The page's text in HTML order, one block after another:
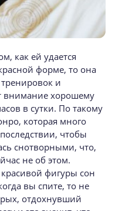
как ей удается
форме, то она
и
внимание хорошему
в сутки. По такому
которая много
чтобы
снотворными, что,
не об этом.
фигуры сон
вы спите, то не
отдохнувший